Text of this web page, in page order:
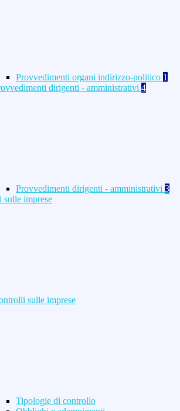
Provvedimenti organi indirizzo-politico 1
dirigenti - amministrativi 4
Provvedimenti dirigenti - amministrativi 3
sulle imprese
sulle imprese
Tipologie di controllo